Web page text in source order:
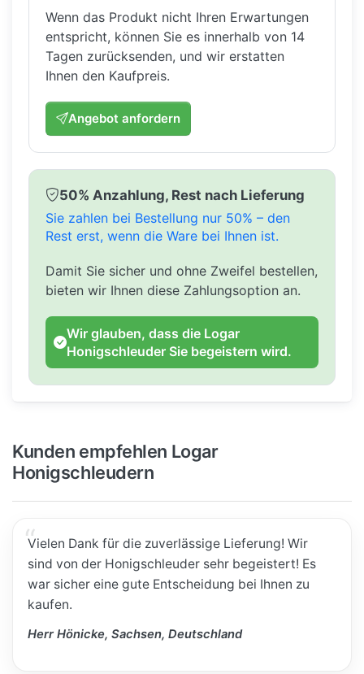
Wenn das Produkt nicht Ihren Erwartungen
entspricht, können Sie es innerhalb von 14
Tagen zurücksenden, und wir erstatten
Ihnen den Kaufpreis.
Angebot anfordern
50% Anzahlung, Rest nach Lieferung
Sie zahlen bei Bestellung nur 50% – den
Rest erst, wenn die Ware bei Ihnen ist.
Damit Sie sicher und ohne Zweifel bestellen,
bieten wir Ihnen diese Zahlungsoption an.
Wir glauben, dass die Logar
Honigschleuder Sie begeistern wird.
Kunden empfehlen Logar
Honigschleudern
Vielen Dank für die zuverlässige Lieferung! Wir
sind von der Honigschleuder sehr begeistert! Es
war sicher eine gute Entscheidung bei Ihnen zu
kaufen.
Herr Hönicke, Sachsen, Deutschland